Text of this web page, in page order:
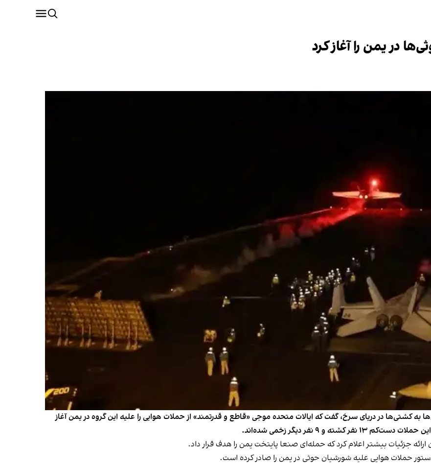
در یمن را آغاز کرد
به کشتی‌ها در دریای سرخ، گفت که ایالات متحده موجی «قاطع و قدرتمند» از حملات هوایی را علیه این گروه در یمن آغاز
و ۹ نفر دیگر زخمی شده‌اند.
جزئیات بیشتر اعلام کرد که حمله‌ای صنعا پایتخت یمن را هدف قرار داد.
حملات هوایی علیه شورشیان حوثی در یمن را صادر کرده است.